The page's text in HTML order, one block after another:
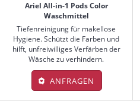
Ariel All-in-1 Pods Color
Waschmittel
Tiefenreinigung für makellose
Hygiene. Schützt die Farben und
hilft, unfreiwilliges Verfärben der
Wäsche zu verhindern.
ANFRAGEN